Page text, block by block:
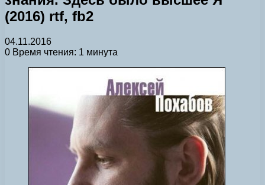
(2016) rtf, fb2
04.11.2016
0 Время чтения: 1 минута